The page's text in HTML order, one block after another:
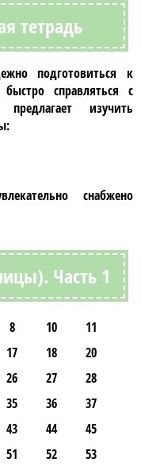
тетрадь
подготовиться к
справляться с
предлагает изучить
снабжено
Часть 1
8 10
11
17 18
20
26 27
28
35 36
37
43 44
45
51 52
53